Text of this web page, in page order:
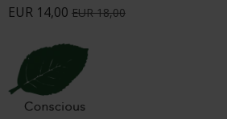
EUR 14,00 EUR 18,00